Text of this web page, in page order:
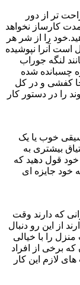
تر از دور
کارساز نخواهد
را از شر هر
است آنرا نپوشیده
لنگه جوراب
چسبانده شده
جا کفشی و در کل
را در دستور کار
خوب یا یک
بیشتری به
خود قول دهید که
خود جایزه ای
که دارند وقت
از این رو دنبال
را با خیالی
برخی از افراد
لازم این کار